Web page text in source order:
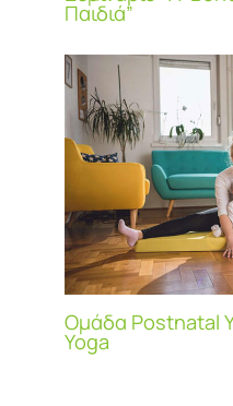
Παιδιά”
Ομάδα Postnatal
Yoga